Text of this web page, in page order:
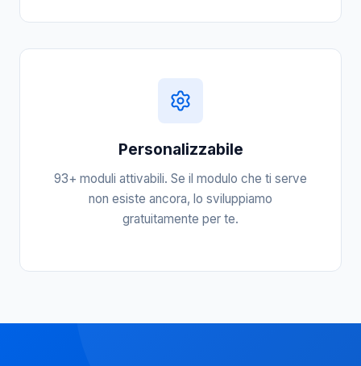
Personalizzabile
93+ moduli attivabili. Se il modulo che ti serve
non esiste ancora, lo sviluppiamo
gratuitamente per te.